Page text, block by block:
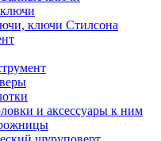
ключи Стилсона
и аксессуары к ним